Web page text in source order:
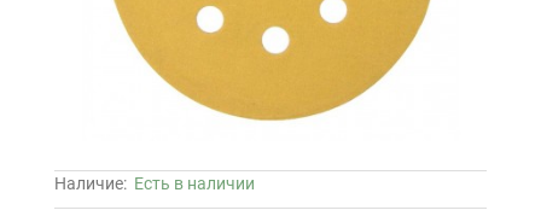
Наличие: Есть в наличии